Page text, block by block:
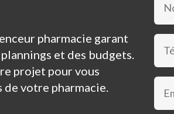
pharmacie garant
et des budgets.
projet pour vous
votre pharmacie.